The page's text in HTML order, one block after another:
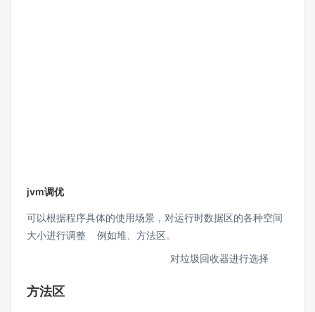
jvm调优
可以根据程序具体的使用场景，对运行时数据区的各种空间
大小进行调整 例如堆、方法区。
对垃圾回收器进行选择
方法区